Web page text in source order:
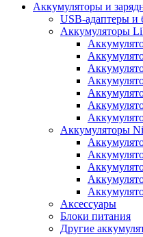
Аккумуляторы и
USB-адаптеры и
Аккумуляторы
Аккумуляторы
Аксессуары
Блоки питания
Другие